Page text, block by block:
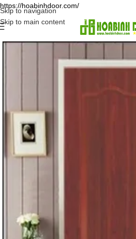
https://hoabinhdoor.com/
Skip to navigation
Skip to main content